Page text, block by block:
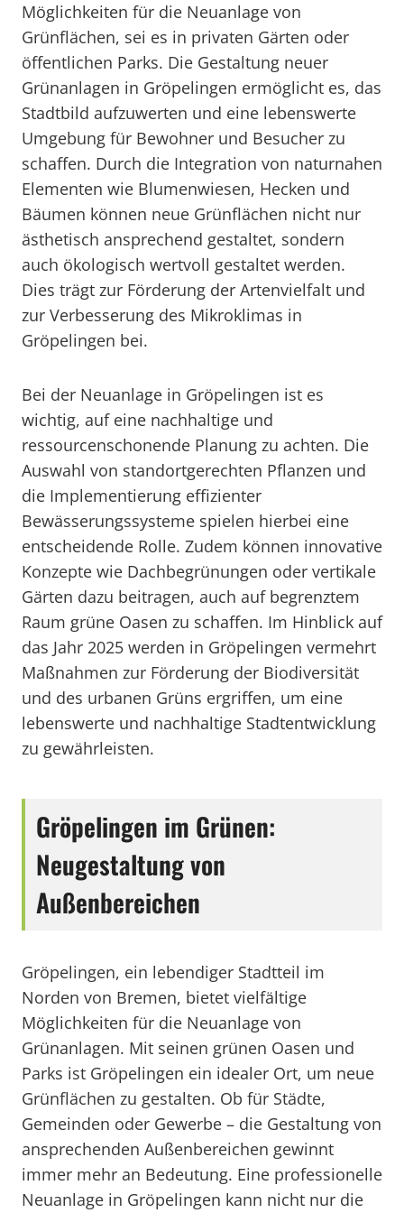
Möglichkeiten für die Neuanlage von
Grünflächen, sei es in privaten Gärten oder
öffentlichen Parks. Die Gestaltung neuer
Grünanlagen in Gröpelingen ermöglicht es, das
Stadtbild aufzuwerten und eine lebenswerte
Umgebung für Bewohner und Besucher zu
schaffen. Durch die Integration von naturnahen
Elementen wie Blumenwiesen, Hecken und
Bäumen können neue Grünflächen nicht nur
ästhetisch ansprechend gestaltet, sondern
auch ökologisch wertvoll gestaltet werden.
Dies trägt zur Förderung der Artenvielfalt und
zur Verbesserung des Mikroklimas in
Gröpelingen bei.
Bei der Neuanlage in Gröpelingen ist es
wichtig, auf eine nachhaltige und
ressourcenschonende Planung zu achten. Die
Auswahl von standortgerechten Pflanzen und
die Implementierung effizienter
Bewässerungssysteme spielen hierbei eine
entscheidende Rolle. Zudem können innovative
Konzepte wie Dachbegrünungen oder vertikale
Gärten dazu beitragen, auch auf begrenztem
Raum grüne Oasen zu schaffen. Im Hinblick auf
das Jahr 2025 werden in Gröpelingen vermehrt
Maßnahmen zur Förderung der Biodiversität
und des urbanen Grüns ergriffen, um eine
lebenswerte und nachhaltige Stadtentwicklung
zu gewährleisten.
Gröpelingen im Grünen:
Neugestaltung von
Außenbereichen
Gröpelingen, ein lebendiger Stadtteil im
Norden von Bremen, bietet vielfältige
Möglichkeiten für die Neuanlage von
Grünanlagen. Mit seinen grünen Oasen und
Parks ist Gröpelingen ein idealer Ort, um neue
Grünflächen zu gestalten. Ob für Städte,
Gemeinden oder Gewerbe – die Gestaltung von
ansprechenden Außenbereichen gewinnt
immer mehr an Bedeutung. Eine professionelle
Neuanlage in Gröpelingen kann nicht nur die